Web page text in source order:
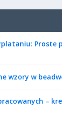
Proste
wzory w
–